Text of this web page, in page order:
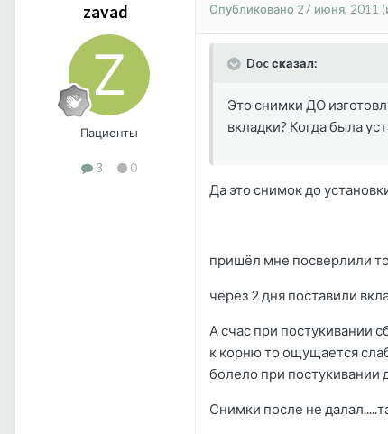
zavad
Пациенты
3 0
Опубликовано 27 июня, 2011
Doc сказал:
Это снимки ДО
вкладки? Когда была
Да это снимок до
пришёл мне посверлили
через 2 дня поставили
А счас при постукивании
к корню то ощущается
болело при постукивании
Снимки после не